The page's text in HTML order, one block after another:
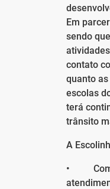
Em
sendo
contato
quanto
escolas
terá
trânsito
A
•